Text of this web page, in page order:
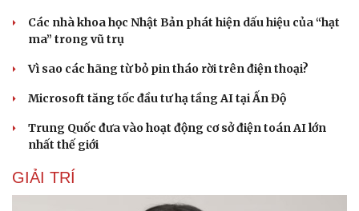
Sức khỏe
Dinh dưỡng - món ngon
Cây thuốc
Sản phụ khoa
Nam khoa
Làm đẹp - giảm cân
Ăn sạch sống khỏe
Nhà đẹp
Blog
Tình yêu - Gia đình
Các nhà khoa học Nhật Bản phát hiện dấu hiệu của “hạt
ma” trong vũ trụ
Vì sao các hãng từ bỏ pin tháo rời trên điện thoại?
Microsoft tăng tốc đầu tư hạ tầng AI tại Ấn Độ
Trung Quốc đưa vào hoạt động cơ sở điện toán AI lớn
nhất thế giới
GIẢI TRÍ